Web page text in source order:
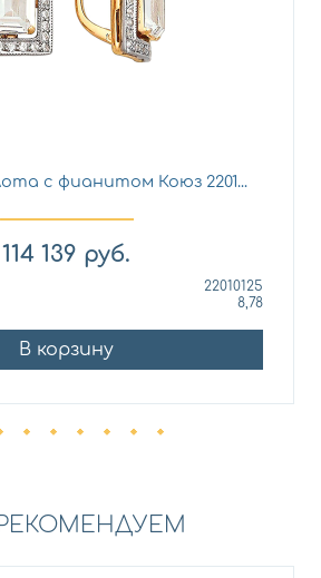
с фианитом Коюз 2201...
114 139 руб.
22010125
8,78
В корзину